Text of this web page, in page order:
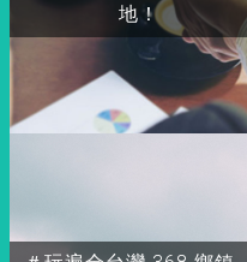
地！